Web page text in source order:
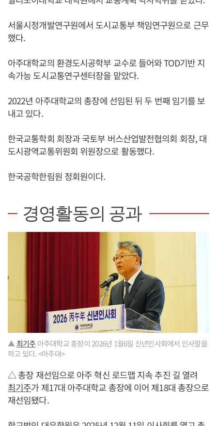
서울시정개발연구원에서 도시교통부 책임연구원으로 근무
했다.
아주대학교의 환경도시공학부 교수로 들어와 TOD기반 지
속가능 도시교통연구센터장을 맡았다.
2022년 아주대학교의 총장에 선임된 뒤 두 번째 임기를 보
내고 있다.
한국교통학회 회장과 국토부 버스산업발전협의회 회장, 대
도시광역교통위원회 위원장으로 활동했다.
한국공학한림원 정회원이다.
경영활동의 공과
▲ 최기주 아주대학교 총장이 2026년 1월6일 신년인사회에서 인사말을
하고 있다. <아주대>
△ 총장 재선임으로 아주 혁신 로드맵 지속 추진 길 열려
최기주가 제17대 아주대학교 총장에 이어 제18대 총장으로
재선임됐다.